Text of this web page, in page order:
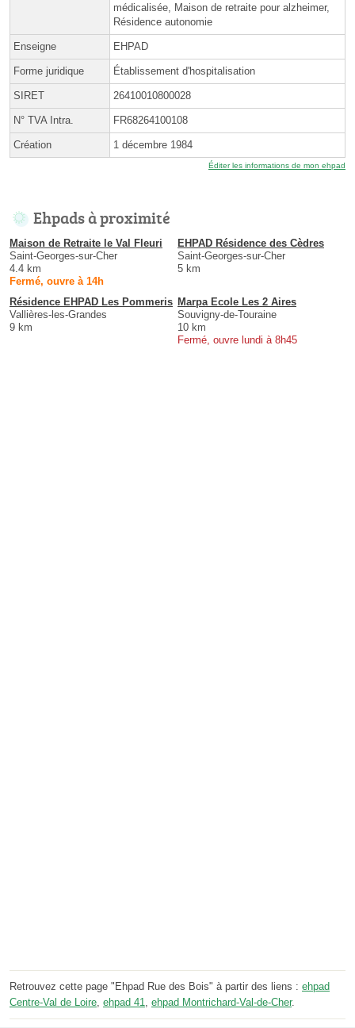
médicalisée, Maison de retraite pour alzheimer,
Résidence autonomie
Enseigne EHPAD
Forme juridique Établissement d'hospitalisation
SIRET 26410010800028
N° TVA Intra. FR68264100108
Création 1 décembre 1984
Éditer les informations de mon ehpad
Ehpads à proximité
Maison de Retraite le Val Fleuri
Saint-Georges-sur-Cher
4.4 km
Fermé, ouvre à 14h
EHPAD Résidence des Cèdres
Saint-Georges-sur-Cher
5 km
Résidence EHPAD Les Pommeris
Vallières-les-Grandes
9 km
Marpa Ecole Les 2 Aires
Souvigny-de-Touraine
10 km
Fermé, ouvre lundi à 8h45
Retrouvez cette page "Ehpad Rue des Bois" à partir des liens : ehpad
Centre-Val de Loire ehpad 41 ehpad Montrichard-Val-de-Cher.